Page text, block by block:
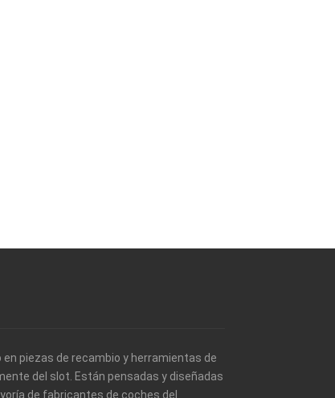
piezas de recambio y herramientas de
del slot. Están pensadas y diseñadas
de fabricantes de coches del